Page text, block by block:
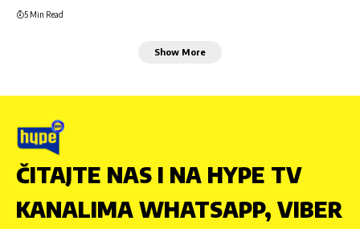
5 Min Read
Show More
ČITAJTE NAS I NA HYPE TV
KANALIMA WHATSAPP, VIBER